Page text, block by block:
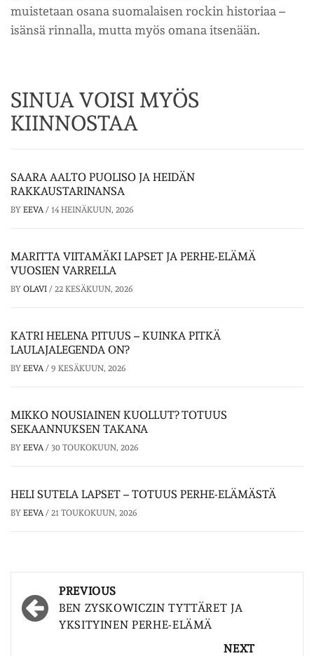
muistetaan osana suomalaisen rockin historiaa –
isänsä rinnalla, mutta myös omana itsenään.
SINUA VOISI MYÖS
KIINNOSTAA
SAARA AALTO PUOLISO JA HEIDÄN
RAKKAUSTARINANSA
BY EEVA / 14 HEINÄKUUN, 2026
MARITTA VIITAMÄKI LAPSET JA PERHE-ELÄMÄ
VUOSIEN VARRELLA
BY OLAVI / 22 KESÄKUUN, 2026
KATRI HELENA PITUUS – KUINKA PITKÄ
LAULAJALEGENDA ON?
BY EEVA / 9 KESÄKUUN, 2026
MIKKO NOUSIAINEN KUOLLUT? TOTUUS
SEKAANNUKSEN TAKANA
BY EEVA / 30 TOUKOKUUN, 2026
HELI SUTELA LAPSET – TOTUUS PERHE-ELÄMÄSTÄ
BY EEVA / 21 TOUKOKUUN, 2026
Post
navigation
PREVIOUS
BEN ZYSKOWICZIN TYTTÄRET JA
YKSITYINEN PERHE-ELÄMÄ
NEXT